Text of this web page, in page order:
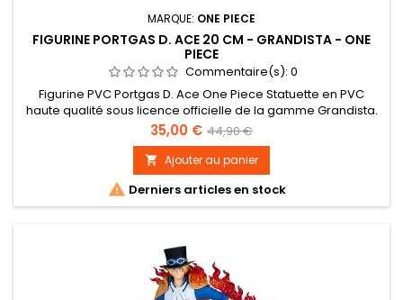
MARQUE: ONE PIECE
FIGURINE PORTGAS D. ACE 20 CM - GRANDISTA - ONE
PIECE
Commentaire(s): 0
Figurine PVC Portgas D. Ace One Piece Statuette en PVC
haute qualité sous licence officielle de la gamme Grandista.
Taille : 20 cm environ
Prix
35,00 € Prix
de
base
44,90 €
 Ajouter au panier
 Derniers articles en stock